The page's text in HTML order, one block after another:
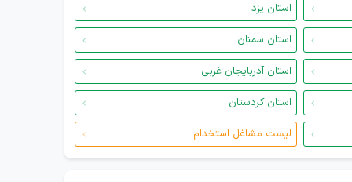
استان یزد
استان سمنان
استان آذربایجان غربی
استان کردستان
لیست مشاغل استخدام